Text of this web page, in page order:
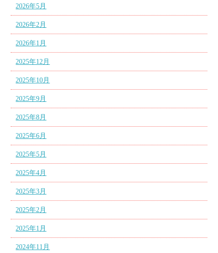
2026年5月
2026年2月
2026年1月
2025年12月
2025年10月
2025年9月
2025年8月
2025年6月
2025年5月
2025年4月
2025年3月
2025年2月
2025年1月
2024年11月